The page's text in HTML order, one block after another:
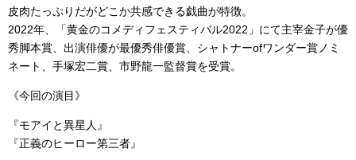
皮肉たっぷりだがどこか共感できる戯曲が特徴。
2022年、「黄金のコメディフェスティバル2022」にて主宰金子が優
秀脚本賞、出演俳優が最優秀俳優賞、シャトナーofワンダー賞ノミ
ネート、手塚宏二賞、市野龍一監督賞を受賞。
《今回の演目》
『モアイと異星人』
『正義のヒーロー第三者』